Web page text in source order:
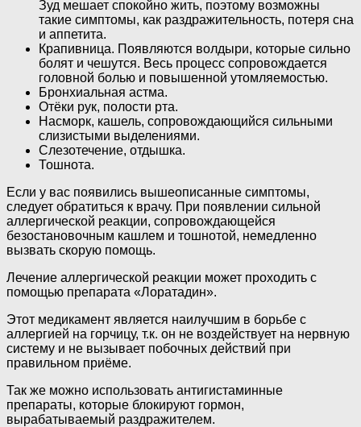
Зуд мешает спокойно жить, поэтому возможны
такие симптомы, как раздражительность, потеря сна
и аппетита.
Крапивница. Появляются волдыри, которые сильно
болят и чешутся. Весь процесс сопровождается
головной болью и повышенной утомляемостью.
Бронхиальная астма.
Отёки рук, полости рта.
Насморк, кашель, сопровождающийся сильными
слизистыми выделениями.
Слезотечение, отдышка.
Тошнота.
Если у вас появились вышеописанные симптомы,
следует обратиться к врачу. При появлении сильной
аллергической реакции, сопровождающейся
безостановочным кашлем и тошнотой, немедленно
вызвать скорую помощь.
Лечение аллергической реакции может проходить с
помощью препарата «Лоратадин».
Этот медикамент является наилучшим в борьбе с
аллергией на горчицу, т.к. он не воздействует на нервную
систему и не вызывает побочных действий при
правильном приёме.
Так же можно использовать антигистаминные
препараты, которые блокируют гормон,
вырабатываемый раздражителем.